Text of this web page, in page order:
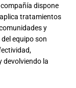
dispone
tratamientos
y
equipo son
devolviendo la